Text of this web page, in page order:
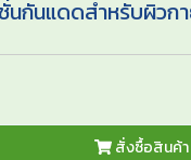
นกันแดดสำหรับผิวกา
สั่งซื้อสินค้า